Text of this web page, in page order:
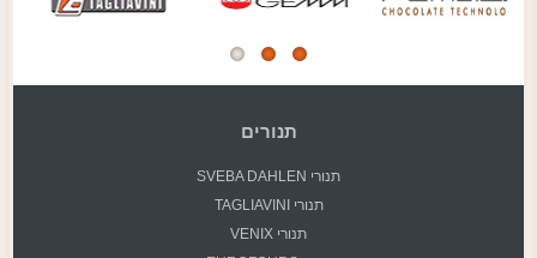
תנורים
תנורי SVEBA DAHLEN
תנורי TAGLIAVINI
תנורי VENIX